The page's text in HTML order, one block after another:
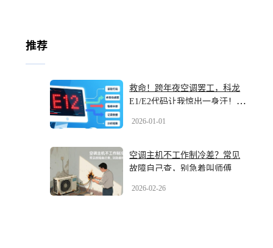
推荐
救命！跨年夜空调罢工，科龙
E1/E2代码让我惊出一身汗！快
2026-01-01
空调主机不工作制冷差？常见
故障自己查，别急着叫师傅
2026-02-26